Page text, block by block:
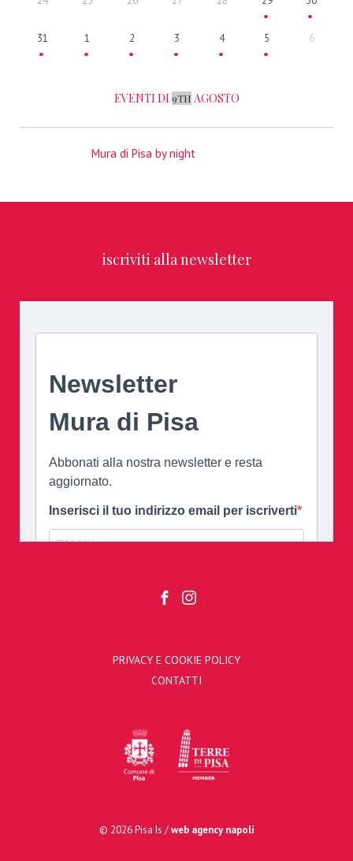
31 1 2 3 4 5 6
EVENTI DI 9TH AGOSTO
Mura di Pisa by night
iscriviti alla newsletter
PRIVACY E COOKIE POLICY
CONTATTI
© 2026 Pisa Is /web agency napoli